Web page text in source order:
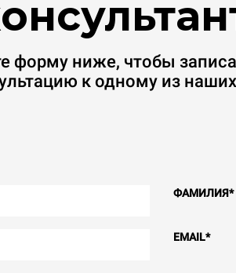
форму ниже, чтобы
к одному из
ФАМИЛИЯ*
EMAIL*